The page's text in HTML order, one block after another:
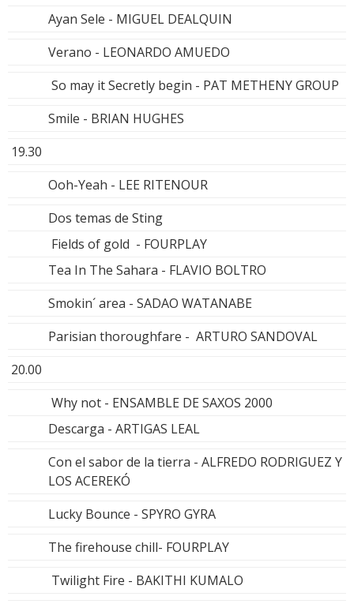
Ayan Sele - MIGUEL DEALQUIN
Verano - LEONARDO AMUEDO
So may it Secretly begin - PAT METHENY GROUP
Smile - BRIAN HUGHES
19.30
Ooh-Yeah - LEE RITENOUR
Dos temas de Sting
Fields of gold - FOURPLAY
Tea In The Sahara - FLAVIO BOLTRO
Smokin´ area - SADAO WATANABE
Parisian thoroughfare - ARTURO SANDOVAL
20.00
Why not - ENSAMBLE DE SAXOS 2000
Descarga - ARTIGAS LEAL
Con el sabor de la tierra - ALFREDO RODRIGUEZ Y
LOS ACEREKÓ
Lucky Bounce - SPYRO GYRA
The firehouse chill- FOURPLAY
Twilight Fire - BAKITHI KUMALO